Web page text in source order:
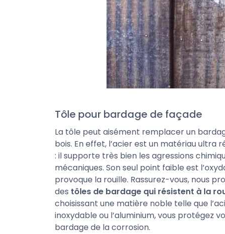
Tôle pour bardage de façade
La tôle peut aisément remplacer un
bois. En effet, l’acier est un matériau ultra
: il supporte très bien les agressions
mécaniques. Son seul point faible est
provoque la rouille. Rassurez-vous, nous
des tôles de bardage qui résistent à la
choisissant une matière noble telle que
inoxydable ou l’aluminium, vous protégez
bardage de la corrosion.